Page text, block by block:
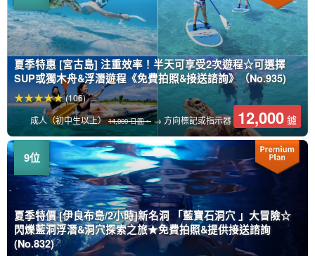
夏季特惠 [宮古島] 注重效率！半天可享受2次遊程☆可選擇
SUP或獨木舟&浮潛遊程《免費拍照&接送諮詢》（No.935)
成人（初中生以上）14,000 日圓。→ 方向標記或指示器 12,000 鑢
(106)
夏季特價 [伊良布島/2小時]新名洞 「藍寶石洞穴 」大冒險☆
閃爍藍洞浮潛&洞穴探索之旅★免費拍照&提供接送諮詢
(No.832)